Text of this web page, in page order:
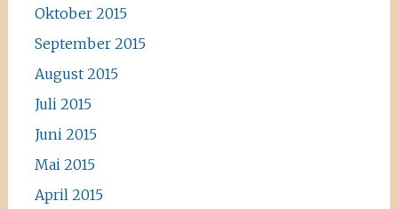
Oktober 2015
September 2015
August 2015
Juli 2015
Juni 2015
Mai 2015
April 2015